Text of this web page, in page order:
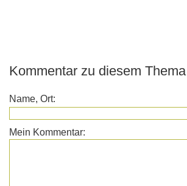
Kommentar zu diesem
Name, Ort:
Mein Kommentar: